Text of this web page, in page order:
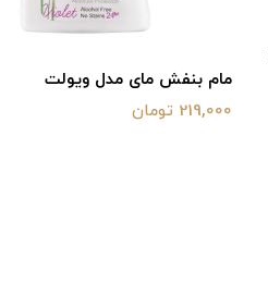
مام بنفش مای مدل ویولت
219,000 تومان